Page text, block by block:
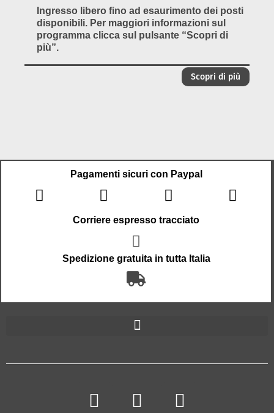
Ingresso libero fino ad esaurimento dei posti
disponibili. Per maggiori informazioni sul
programma clicca sul pulsante “Scopri di
più”.
Scopri di più
Pagamenti sicuri con Paypal
Corriere espresso tracciato
Spedizione gratuita in tutta Italia